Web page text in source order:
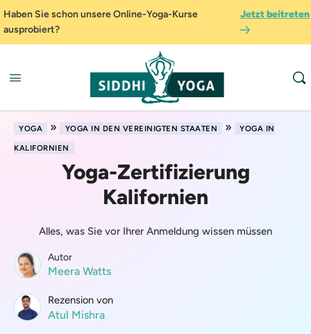
Haben Sie schon unsere Online-Yoga-Kurse
ausprobiert?
Jetzt beitreten
YOGA » YOGA IN DEN VEREINIGTEN STAATEN »
YOGA IN
KALIFORNIEN
Yoga-Zertifizierung
Kalifornien
Alles, was Sie vor Ihrer Anmeldung wissen müssen
Autor
Meera Watts
Rezension von
Atul Mishra